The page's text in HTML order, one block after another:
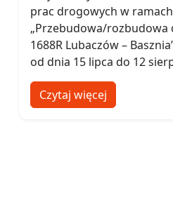
prac drogowych w
„Przebudowa/
1688R Lubaczów –
od dnia 15 lipca do 12
Czytaj więcej